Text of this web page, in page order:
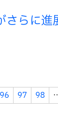
らに進
96 97 98